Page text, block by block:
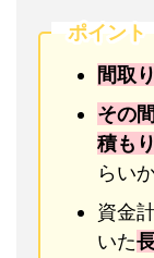
ポイント
間取
その
積もり
らい
資金
いた